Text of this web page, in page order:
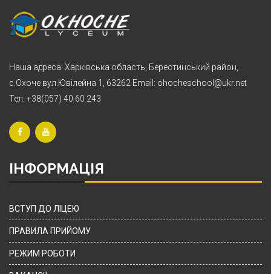
Наша адреса: Харківська область, Берестинський район,
с.Охоче вул.Ювілейна 1, 63262 Email: ohocheschool@ukr.net
Тел. +38(057) 40 60 243
ІНФОРМАЦІЯ
ВСТУП ДО ЛІЦЕЮ
ПРАВИЛА ПРИЙОМУ
РЕЖИМ РОБОТИ